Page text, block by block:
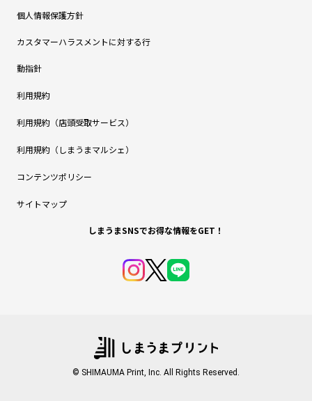
個人情報保護方針
カスタマーハラスメントに対する行
動指針
利用規約
利用規約（店頭受取サービス）
利用規約（しまうまマルシェ）
コンテンツポリシー
サイトマップ
しまうまSNSでお得な情報をGET！
© SHIMAUMA Print, Inc. All Rights Reserved.